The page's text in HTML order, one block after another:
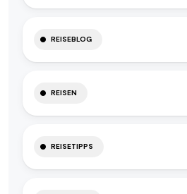
REISEBLOG
REISEN
REISETIPPS